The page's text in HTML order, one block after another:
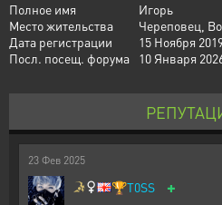
Полное имя
Игорь
Место жительства
Череповец,
Дата регистрации
15 Ноября
Посл. посещ. форума
10 Января
23 Фев 2025
🏆T0SS +